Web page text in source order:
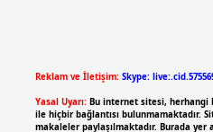
Reklam ve İletişim: Skype:
Yasal Uyarı: Bu internet sitesi, herhangi
ile hiçbir bağlantısı bulunmamaktadır.
makaleler paylaşılmaktadır. Burada